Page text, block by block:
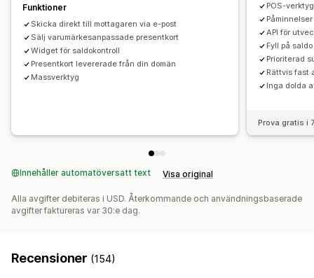
Funktioner
Skicka direkt till mottagaren via e-post
Sälj varumärkesanpassade presentkort
Widget för saldokontroll
Presentkort levererade från din domän
Massverktyg
POS-verktyg
API för
Fyll på saldo
Prioriterad
Rättvis fast
Inga dolda
Prova gratis i
Innehåller automatöversatt text Visa original
Alla avgifter debiteras i USD. Återkommande och användningsbaserade
avgifter faktureras var 30:e dag.
Recensioner (154)